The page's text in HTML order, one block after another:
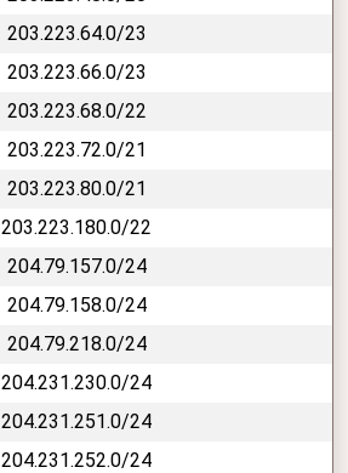
203.223.64.0/23
203.223.66.0/23
203.223.68.0/22
203.223.72.0/21
203.223.80.0/21
203.223.180.0/22
204.79.157.0/24
204.79.158.0/24
204.79.218.0/24
204.231.230.0/24
204.231.251.0/24
204.231.252.0/24